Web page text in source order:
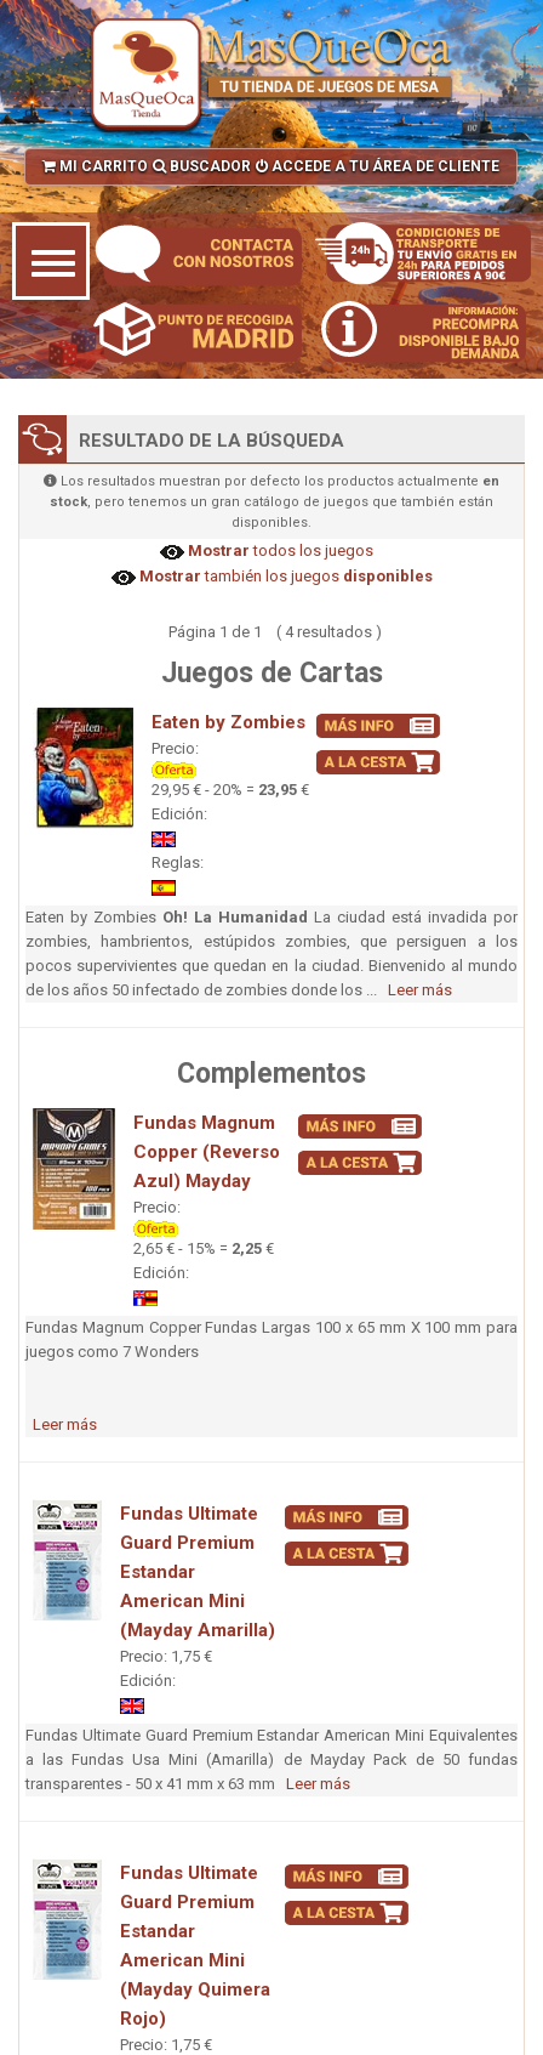
MI CARRITO BUSCADOR ACCEDE A TU ÁREA DE CLIENTE
RESULTADO DE LA BÚSQUEDA
Los resultados muestran por defecto los productos actualmente en
stock, pero tenemos un gran catálogo de juegos que también están
disponibles.
Mostrar todos los juegos
Mostrar también los juegos disponibles
Página 1 de 1 ( 4 resultados )
Juegos de Cartas
Eaten by Zombies
Precio:
29,95 € - 20% = 23,95 €
Edición:
Reglas:
Eaten by Zombies Oh! La Humanidad La ciudad está invadida por
zombies, hambrientos, estúpidos zombies, que persiguen a los
pocos supervivientes que quedan en la ciudad. Bienvenido al mundo
de los años 50 infectado de zombies donde los ... Leer más
Complementos
Fundas Magnum
Copper (Reverso
Azul) Mayday
Precio:
2,65 € - 15% = 2,25 €
Edición:
Fundas Magnum Copper Fundas Largas 100 x 65 mm X 100 mm para
juegos como 7 Wonders
Leer más
Fundas Ultimate
Guard Premium
Estandar
American Mini
(Mayday Amarilla)
Precio: 1,75 €
Edición:
Fundas Ultimate Guard Premium Estandar American Mini Equivalentes
a las Fundas Usa Mini (Amarilla) de Mayday Pack de 50 fundas
transparentes - 50 x 41 mm x 63 mm Leer más
Fundas Ultimate
Guard Premium
Estandar
American Mini
(Mayday Quimera
Rojo)
Precio: 1,75 €